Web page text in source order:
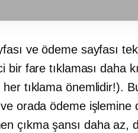
ve ödeme sayfası
bir fare tıklaması daha
tıklama önemlidir!).
orada ödeme işlemine
çıkma şansı daha az,